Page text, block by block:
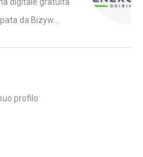
da Bizyw...
profilo